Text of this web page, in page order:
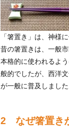
「箸置き」は、神様
昔の箸置きは、一般
本格的に使われるよ
般的でしたが、西洋
が一般に普及しました
2 なぜ箸置き